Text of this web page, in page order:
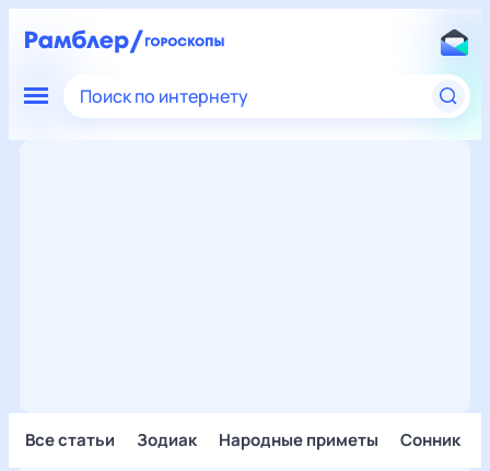
Поиск по интернету
Все статьи Зодиак Народные приметы Сонник